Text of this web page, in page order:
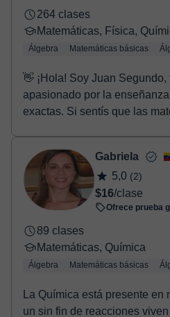
264 clases
Matemáticas, Física,
Álgebra Matemáticas básicas
👋 ¡Hola! Soy Juan
apasionado por la
exactas. Si sentís que las matemáticas, la física o la
Gabriela
5,0 (2)
$16/clase
Ofrece prueba
89 clases
Matemáticas, Química
Álgebra Matemáticas básicas
La Química está presente
un sin fin de reacciones